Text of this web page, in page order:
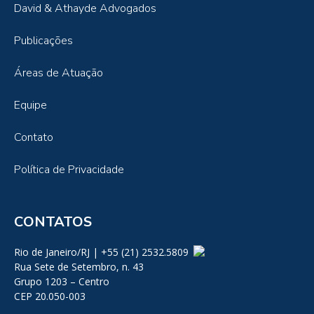
David & Athayde Advogados
Publicações
Áreas de Atuação
Equipe
Contato
Política de Privacidade
CONTATOS
Rio de Janeiro/RJ | +55 (21) 2532.5809
Rua Sete de Setembro, n. 43
Grupo 1203 – Centro
CEP 20.050-003